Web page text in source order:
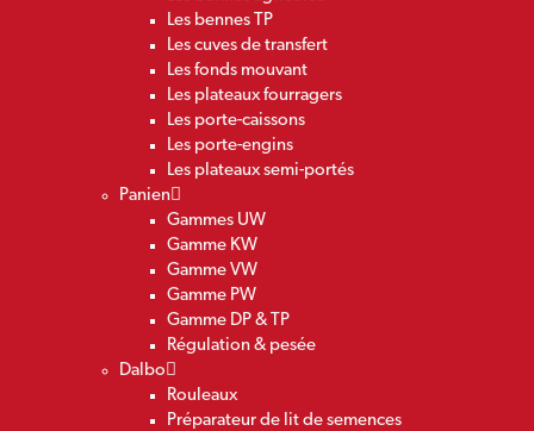
Les bennes TP
Les cuves de transfert
Les fonds mouvant
Les plateaux fourragers
Les porte-caissons
Les porte-engins
Les plateaux semi-portés
Panien
Gammes UW
Gamme KW
Gamme VW
Gamme PW
Gamme DP & TP
Régulation & pesée
Dalbo
Rouleaux
Préparateur de lit de semences